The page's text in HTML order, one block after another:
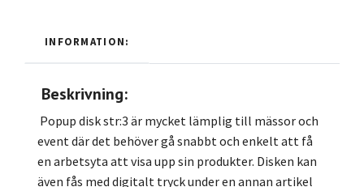
INFORMATION:
Beskrivning:
Popup disk str:3 är mycket lämplig till mässor och
event där det behöver gå snabbt och enkelt att få
en arbetsyta att visa upp sin produkter. Disken kan
även fås med digitalt tryck under en annan artikel